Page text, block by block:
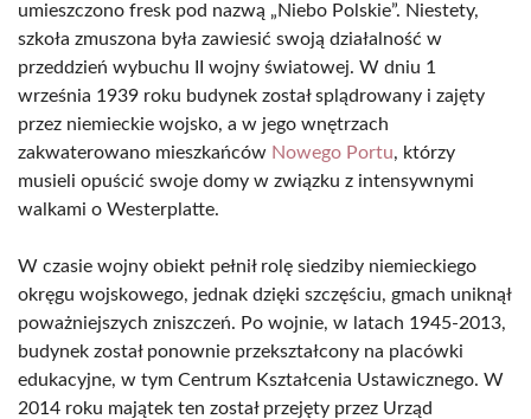
umieszczono fresk pod nazwą „Niebo Polskie”. Niestety,
szkoła zmuszona była zawiesić swoją działalność w
przeddzień wybuchu II wojny światowej. W dniu 1
września 1939 roku budynek został splądrowany i zajęty
przez niemieckie wojsko, a w jego wnętrzach
zakwaterowano mieszkańców Nowego Portu, którzy
musieli opuścić swoje domy w związku z intensywnymi
walkami o Westerplatte.
W czasie wojny obiekt pełnił rolę siedziby niemieckiego
okręgu wojskowego, jednak dzięki szczęściu, gmach uniknął
poważniejszych zniszczeń. Po wojnie, w latach 1945-2013,
budynek został ponownie przekształcony na placówki
edukacyjne, w tym Centrum Kształcenia Ustawicznego. W
2014 roku majątek ten został przejęty przez Urząd